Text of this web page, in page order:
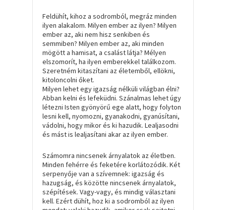
Feldühít, kihoz a sodromból, megráz minden
ilyen alakalom. Milyen ember az ilyen? Milyen
ember az, aki nem hisz senkiben és
semmiben? Milyen ember az, aki minden
mögött a hamisat, a csalást látja? Mélyen
elszomorít, ha ilyen emberekkel találkozom.
Szeretném kitaszítani az életemből, ellökni,
kitoloncolni őket.
Milyen lehet egy igazság nélküli világban élni?
Abban kelni és lefeküdni. Szánalmas lehet úgy
létezni Isten gyönyörű ege alatt, hogy folyton
lesni kell, nyomozni, gyanakodni, gyanúsítani,
vádolni, hogy mikor és ki hazudik. Lealjasodni
és mást is lealjasítani akar az ilyen ember.
Számomra nincsenek árnyalatok az életben.
Minden fehérre és feketére korlátozódik. Két
serpenyője van a szívemnek: igazság és
hazugság, és közötte nincsenek árnyalatok,
szépítések. Vagy-vagy, és mindig választani
kell. Ezért dühít, hoz ki a sodromból az ilyen